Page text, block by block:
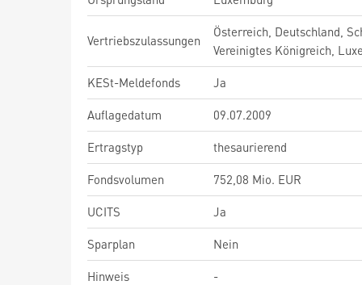
Vertriebszulassungen
Österreich, Deutschland,
Vereinigtes Königreich,
KESt-Meldefonds
Ja
Auflagedatum
09.07.2009
Ertragstyp
thesaurierend
Fondsvolumen
752,08 Mio. EUR
UCITS
Ja
Sparplan
Nein
Hinweis
-